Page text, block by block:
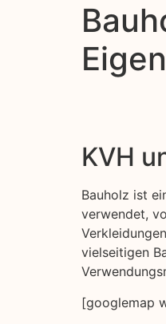
KVH
Bauholz ist
verwendet,
vielseitigen
[googlemap